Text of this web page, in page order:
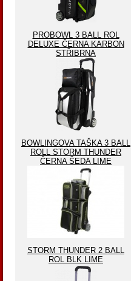
PROBOWL 3 BALL ROL
DELUXE ČERNA KARBON
STŘIBRNA
BOWLINGOVA TAŠKA 3 BALL
ROLL STORM THUNDER
ČERNA ŠEDA LIME
STORM THUNDER 2 BALL
ROL BLK LIME